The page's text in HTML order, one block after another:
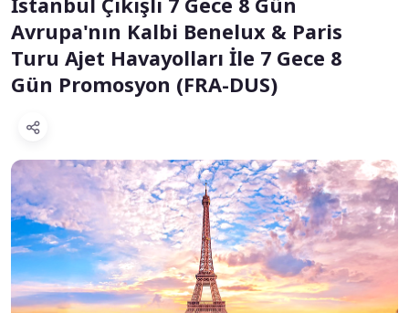
Avrupa'nın Kalbi Benelux & Paris
Turu Ajet Havayolları İle 7 Gece 8
Gün Promosyon (FRA-DUS)